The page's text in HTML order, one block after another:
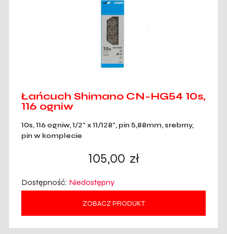
Łańcuch Shimano CN-HG54 10s,
116 ogniw
10s, 116 ogniw, 1/2" x 11/128", pin 5,88mm, srebrny,
pin w komplecie
105,00 zł
Dostępność: Niedostępny
ZOBACZ PRODUKT